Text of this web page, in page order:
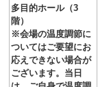
多目的ホール（3
階）
※会場の温度調節に
ついてはご要望にお
応えできない場合が
ございます。当日